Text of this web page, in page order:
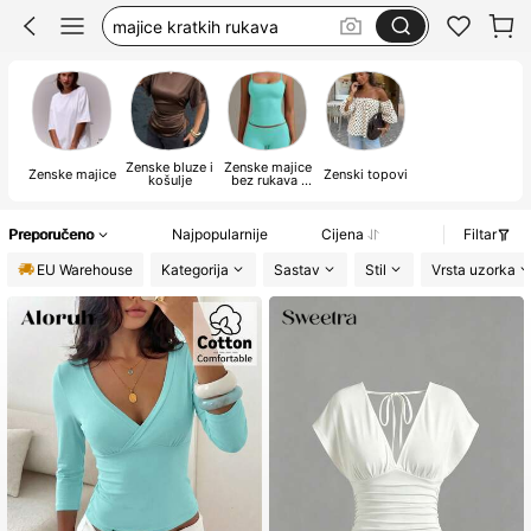
tops for going out
top
Ženske majice Ženske bluze i
košulje
Ženske majice
bez rukava i Ženski topovi
Preporučeno Najpopularnije Cijena
Filtar
EU Warehouse
Kategorija Sastav Stil Vrsta uzorka